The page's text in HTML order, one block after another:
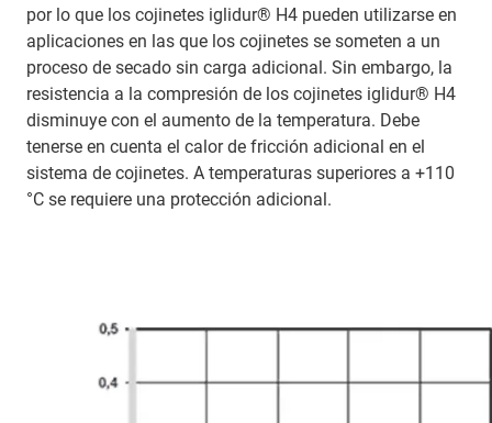
por lo que los cojinetes iglidur® H4 pueden utilizarse en
aplicaciones en las que los cojinetes se someten a un
proceso de secado sin carga adicional. Sin embargo, la
resistencia a la compresión de los cojinetes iglidur® H4
disminuye con el aumento de la temperatura. Debe
tenerse en cuenta el calor de fricción adicional en el
sistema de cojinetes. A temperaturas superiores a +110
°C se requiere una protección adicional.